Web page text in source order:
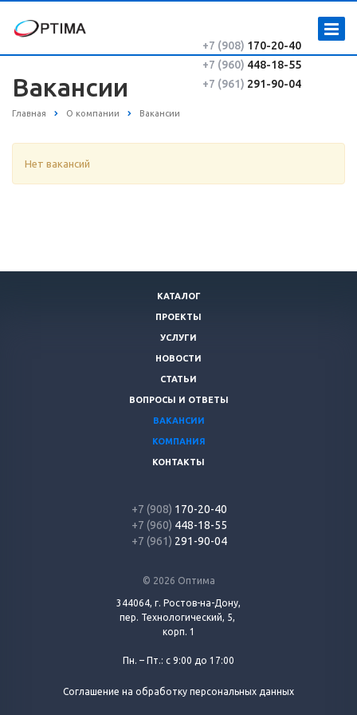
+7 (908) 170-20-40
+7 (960) 448-18-55
+7 (961) 291-90-04
Вакансии
Главная О компании Вакансии
Нет вакансий
© 2026 Оптима
344064, г. Ростов-на-Дону,
пер. Технологический, 5,
корп. 1
Пн. – Пт.: с 9:00 до 17:00
КАТАЛОГ
ПРОЕКТЫ
УСЛУГИ
НОВОСТИ
СТАТЬИ
ВОПРОСЫ И ОТВЕТЫ
ВАКАНСИИ
КОМПАНИЯ
КОНТАКТЫ
+7 (908) 170-20-40
+7 (960) 448-18-55
+7 (961) 291-90-04
Соглашение на обработку персональных данных